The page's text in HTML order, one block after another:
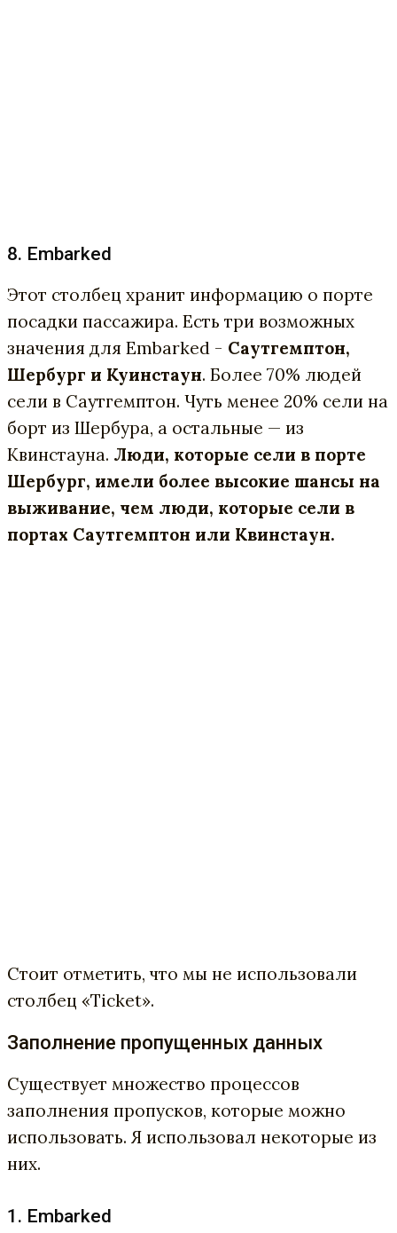
8. Embarked
Этот столбец хранит информацию о порте
посадки пассажира. Есть три возможных
значения для Embarked - Саутгемптон,
Шербург и Куинстаун. Более 70% людей
сели в Саутгемптон. Чуть менее 20% сели на
борт из Шербура, а остальные — из
Квинстауна. Люди, которые сели в порте
Шербург, имели более высокие шансы на
выживание, чем люди, которые сели в
портах Саутгемптон или Квинстаун.
Стоит отметить, что мы не использовали
столбец «Ticket».
Заполнение пропущенных данных
Существует множество процессов
заполнения пропусков, которые можно
использовать. Я использовал некоторые из
них.
1. Embarked